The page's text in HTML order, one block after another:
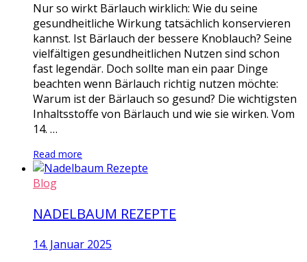
Nur so wirkt Bärlauch wirklich: Wie du seine
gesundheitliche Wirkung tatsächlich konservieren
kannst. Ist Bärlauch der bessere Knoblauch? Seine
vielfältigen gesundheitlichen Nutzen sind schon
fast legendär. Doch sollte man ein paar Dinge
beachten wenn Bärlauch richtig nutzen möchte:
Warum ist der Bärlauch so gesund? Die wichtigsten
Inhaltsstoffe von Bärlauch und wie sie wirken. Vom
14. …
Read more
Blog
NADELBAUM REZEPTE
14. Januar 2025